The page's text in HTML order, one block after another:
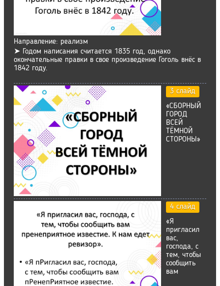
Направление: реализм
➤ Годом написания считается 1835 год, однако
окончательные правки в свое произведение Гоголь внёс в
1842 году.
3 слайд
«СБОРНЫЙ
ГОРОД
ВСЕЙ
ТЁМНОЙ
СТОРОНЫ»
4 слайд
«Я
пригласил
вас,
господа, с
тем, чтобы
сообщить
вам